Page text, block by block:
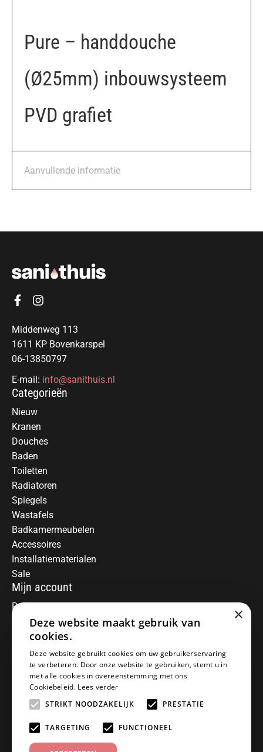
Pure – handdouche
(Ø25mm) inbouwsysteem
PVD grafiet
Aanvullende informatie
Middenweg 113
1611 KP Bovenkarspel
06-13850797
E-mail: info@sanithuis.nl
Categorieën
Nieuw
Kranen
Douches
Baden
Toiletten
Radiatoren
Spiegels
Wastafels
Badkamermeubelen
Accessoires
Installatiematerialen
Sale
Mijn account
Registreren
Mijn bestellingen
Informatie
Over ons
Algemene voorwaarden
Disclaimer
Privacy Policy
Betaalmethoden
Retourneren
Klantenservice
×
Deze website maakt gebruik van
cookies.
Deze website gebruikt cookies om uw gebruikerservaring
te verbeteren. Door onze website te gebruiken, stemt u in
met alle cookies in overeenstemming met ons
Cookiebeleid. Lees verder
STRIKT NOODZAKELIJK
PRESTATIE
TARGETING FUNCTIONEEL